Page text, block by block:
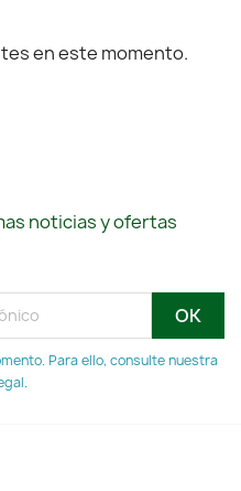
en este momento.
noticias y ofertas
Para ello, consulte nuestra